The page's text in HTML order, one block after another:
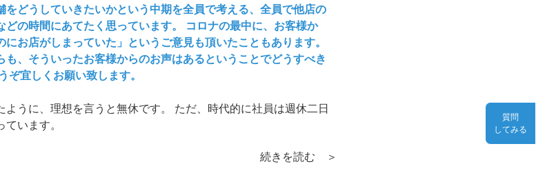
をどうしていきたいかという中期を全員で考える、全員で他店の
どの時間にあてたく思っています。 コロナの最中に、お客様か
にお店がしまっていた」というご意見も頂いたこともあります。
も、そういったお客様からのお声はあるということでどうすべき
ぞ宜しくお願い致します。
ように、理想を言うと無休です。 ただ、時代的に社員は週休二日
います。
続きを読む ＞
質問
してみる